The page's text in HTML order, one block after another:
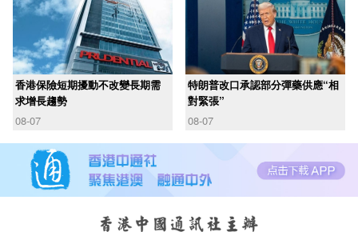
香港保險短期擾動不改變長期需
求增長趨勢
08-07
特朗普改口承認部分彈藥供應“相
對緊張”
08-07